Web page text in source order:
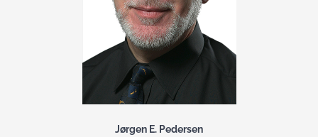
Jørgen E. Pedersen